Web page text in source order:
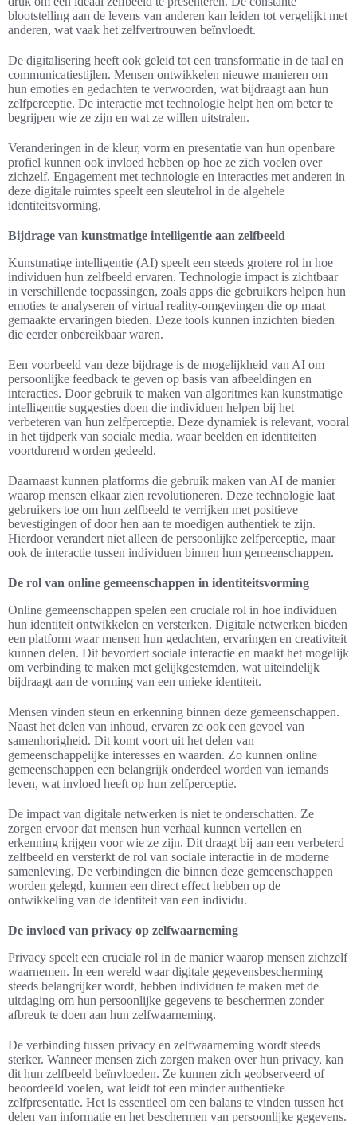
blootstelling aan de levens van anderen kan leiden tot vergelijkt met
anderen, wat vaak het zelfvertrouwen beïnvloedt.
De digitalisering heeft ook geleid tot een transformatie in de taal en
communicatiestijlen. Mensen ontwikkelen nieuwe manieren om
hun emoties en gedachten te verwoorden, wat bijdraagt aan hun
zelfperceptie. De interactie met technologie helpt hen om beter te
begrijpen wie ze zijn en wat ze willen uitstralen.
Veranderingen in de kleur, vorm en presentatie van hun openbare
profiel kunnen ook invloed hebben op hoe ze zich voelen over
zichzelf. Engagement met technologie en interacties met anderen in
deze digitale ruimtes speelt een sleutelrol in de algehele
identiteitsvorming.
Bijdrage van kunstmatige intelligentie aan zelfbeeld
Kunstmatige intelligentie (AI) speelt een steeds grotere rol in hoe
individuen hun zelfbeeld ervaren. Technologie impact is zichtbaar
in verschillende toepassingen, zoals apps die gebruikers helpen hun
emoties te analyseren of virtual reality-omgevingen die op maat
gemaakte ervaringen bieden. Deze tools kunnen inzichten bieden
die eerder onbereikbaar waren.
Een voorbeeld van deze bijdrage is de mogelijkheid van AI om
persoonlijke feedback te geven op basis van afbeeldingen en
interacties. Door gebruik te maken van algoritmes kan kunstmatige
intelligentie suggesties doen die individuen helpen bij het
verbeteren van hun zelfperceptie. Deze dynamiek is relevant, vooral
in het tijdperk van sociale media, waar beelden en identiteiten
voortdurend worden gedeeld.
Daarnaast kunnen platforms die gebruik maken van AI de manier
waarop mensen elkaar zien revolutioneren. Deze technologie laat
gebruikers toe om hun zelfbeeld te verrijken met positieve
bevestigingen of door hen aan te moedigen authentiek te zijn.
Hierdoor verandert niet alleen de persoonlijke zelfperceptie, maar
ook de interactie tussen individuen binnen hun gemeenschappen.
De rol van online gemeenschappen in identiteitsvorming
Online gemeenschappen spelen een cruciale rol in hoe individuen
hun identiteit ontwikkelen en versterken. Digitale netwerken bieden
een platform waar mensen hun gedachten, ervaringen en creativiteit
kunnen delen. Dit bevordert sociale interactie en maakt het mogelijk
om verbinding te maken met gelijkgestemden, wat uiteindelijk
bijdraagt aan de vorming van een unieke identiteit.
Mensen vinden steun en erkenning binnen deze gemeenschappen.
Naast het delen van inhoud, ervaren ze ook een gevoel van
samenhorigheid. Dit komt voort uit het delen van
gemeenschappelijke interesses en waarden. Zo kunnen online
gemeenschappen een belangrijk onderdeel worden van iemands
leven, wat invloed heeft op hun zelfperceptie.
De impact van digitale netwerken is niet te onderschatten. Ze
zorgen ervoor dat mensen hun verhaal kunnen vertellen en
erkenning krijgen voor wie ze zijn. Dit draagt bij aan een verbeterd
zelfbeeld en versterkt de rol van sociale interactie in de moderne
samenleving. De verbindingen die binnen deze gemeenschappen
worden gelegd, kunnen een direct effect hebben op de
ontwikkeling van de identiteit van een individu.
De invloed van privacy op zelfwaarneming
Privacy speelt een cruciale rol in de manier waarop mensen zichzelf
waarnemen. In een wereld waar digitale gegevensbescherming
steeds belangrijker wordt, hebben individuen te maken met de
uitdaging om hun persoonlijke gegevens te beschermen zonder
afbreuk te doen aan hun zelfwaarneming.
De verbinding tussen privacy en zelfwaarneming wordt steeds
sterker. Wanneer mensen zich zorgen maken over hun privacy, kan
dit hun zelfbeeld beïnvloeden. Ze kunnen zich geobserveerd of
beoordeeld voelen, wat leidt tot een minder authentieke
zelfpresentatie. Het is essentieel om een balans te vinden tussen het
delen van informatie en het beschermen van persoonlijke gegevens.